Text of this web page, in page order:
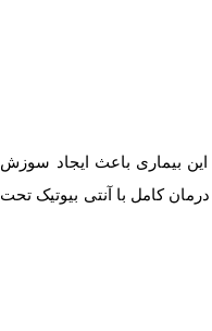
بیماری باعث ایجاد سوزش
کامل با آنتی بیوتیک تحت